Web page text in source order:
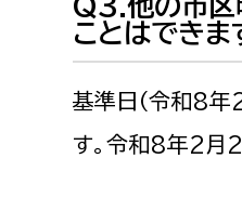
経営総務課
給排水業務課
水道整備課
下水道整備課
Q3.他の市区
ことはできま
基準日（令和8年
す。令和8年2月